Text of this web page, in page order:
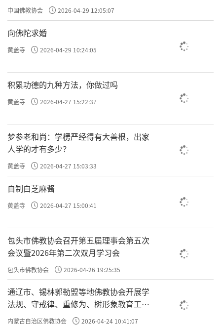
中国佛教协会 2026-04-29 12:05:07
向佛陀求婚
黄盖寺 2026-04-29 10:24:05
积累功德的九种方法，你做过吗
黄盖寺 2026-04-27 15:22:37
梦参老和尚：学楞严经得有大善根，出家
人学的才有多少？
黄盖寺 2026-04-27 15:03:33
自制白芝麻酱
黄盖寺 2026-04-27 15:00:41
包头市佛教协会召开第五届理事会第五次
会议暨2026年第二次双月学习会
包头市佛教协会 2026-04-26 19:25:35
通辽市、锡林郭勒盟等地佛教协会开展学
法规、守戒律、重修为、树形象教育工作
专题学习会
内蒙古自治区佛教协会 2026-04-24 10:41:07